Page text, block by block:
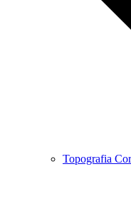
Topografia